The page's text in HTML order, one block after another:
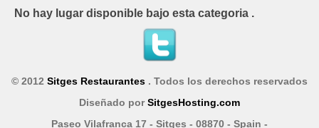
No hay lugar disponible bajo esta categoria .
© 2012 Sitges Restaurantes . Todos los derechos reservados
Diseñado por SitgesHosting.com
Paseo Vilafranca 17 - Sitges - 08870 - Spain -